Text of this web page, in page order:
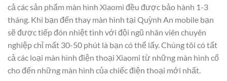
cả các sản phẩm màn hình Xiaomi đều được bảo hành 1-3
tháng. Khi bạn đến thay màn hình tại Quỳnh An mobile bạn
sẽ được tiếp đón nhiệt tình với đội ngũ nhân viên chuyên
nghiệp chỉ mất 30-50 phút là bạn có thể lấy. Chúng tôi có tất
cả các loại màn hình điện thoại Xiaomi từ những màn hình cổ
cho đến những màn hình của chiếc điện thoại mới nhất.